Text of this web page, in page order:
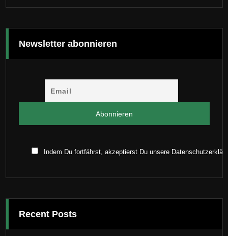
Newsletter abonnieren
Indem Du fortfährst, akzeptierst Du unsere
Recent Posts